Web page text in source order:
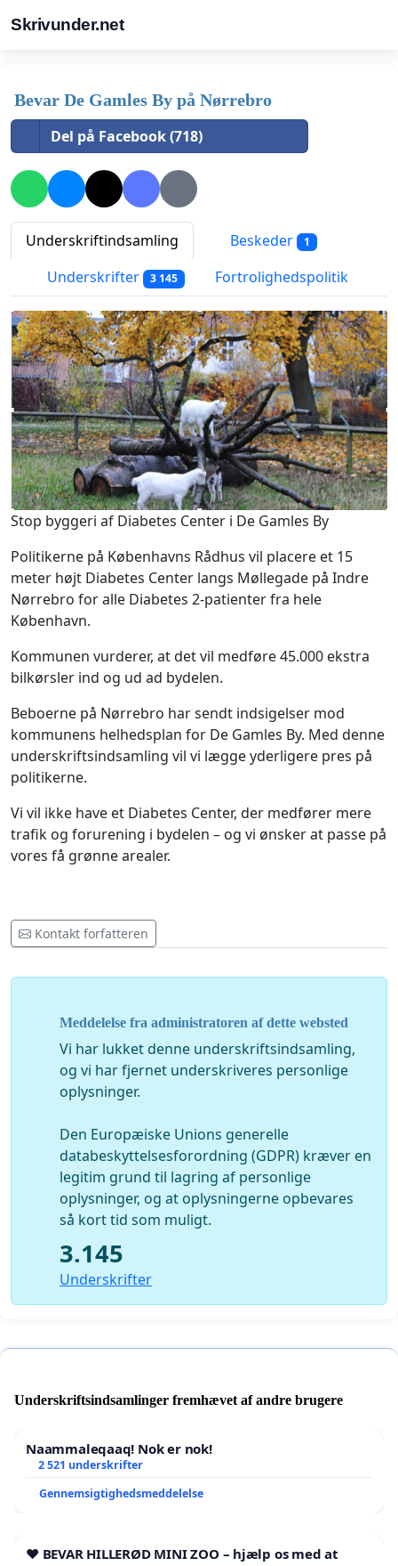
Skrivunder.net
Bevar De Gamles By på Nørrebro
Del på Facebook (718)
Underskriftindsamling Beskeder 1
Underskrifter 3 145 Fortrolighedspolitik
Stop byggeri af Diabetes Center i De Gamles By
Politikerne på Københavns Rådhus vil placere et 15
meter højt Diabetes Center langs Møllegade på Indre
Nørrebro for alle Diabetes 2-patienter fra hele
København.
Kommunen vurderer, at det vil medføre 45.000 ekstra
bilkørsler ind og ud ad bydelen.
Beboerne på Nørrebro har sendt indsigelser mod
kommunens helhedsplan for De Gamles By. Med denne
underskriftsindsamling vil vi lægge yderligere pres på
politikerne.
Vi vil ikke have et Diabetes Center, der medfører mere
trafik og forurening i bydelen – og vi ønsker at passe på
vores få grønne arealer.
Kontakt forfatteren
Meddelelse fra administratoren af dette websted
Vi har lukket denne underskriftsindsamling,
og vi har fjernet underskriveres personlige
oplysninger.
Den Europæiske Unions generelle
databeskyttelsesforordning (GDPR) kræver en
legitim grund til lagring af personlige
oplysninger, og at oplysningerne opbevares
så kort tid som muligt.
3.145
Underskrifter
Underskriftsindsamlinger fremhævet af andre brugere
Naammaleqaaq! Nok er nok!
2 521 underskrifter
Gennemsigtighedsmeddelelse
❤️ BEVAR HILLERØD MINI ZOO – hjælp os med at